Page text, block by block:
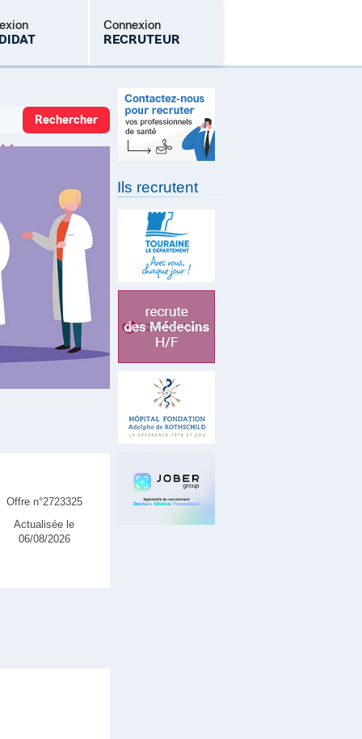
Connexion
RECRUTEUR
Mot de passe oublié
Offre n°2723325
Actualisée le
06/08/2026
Ils recrutent